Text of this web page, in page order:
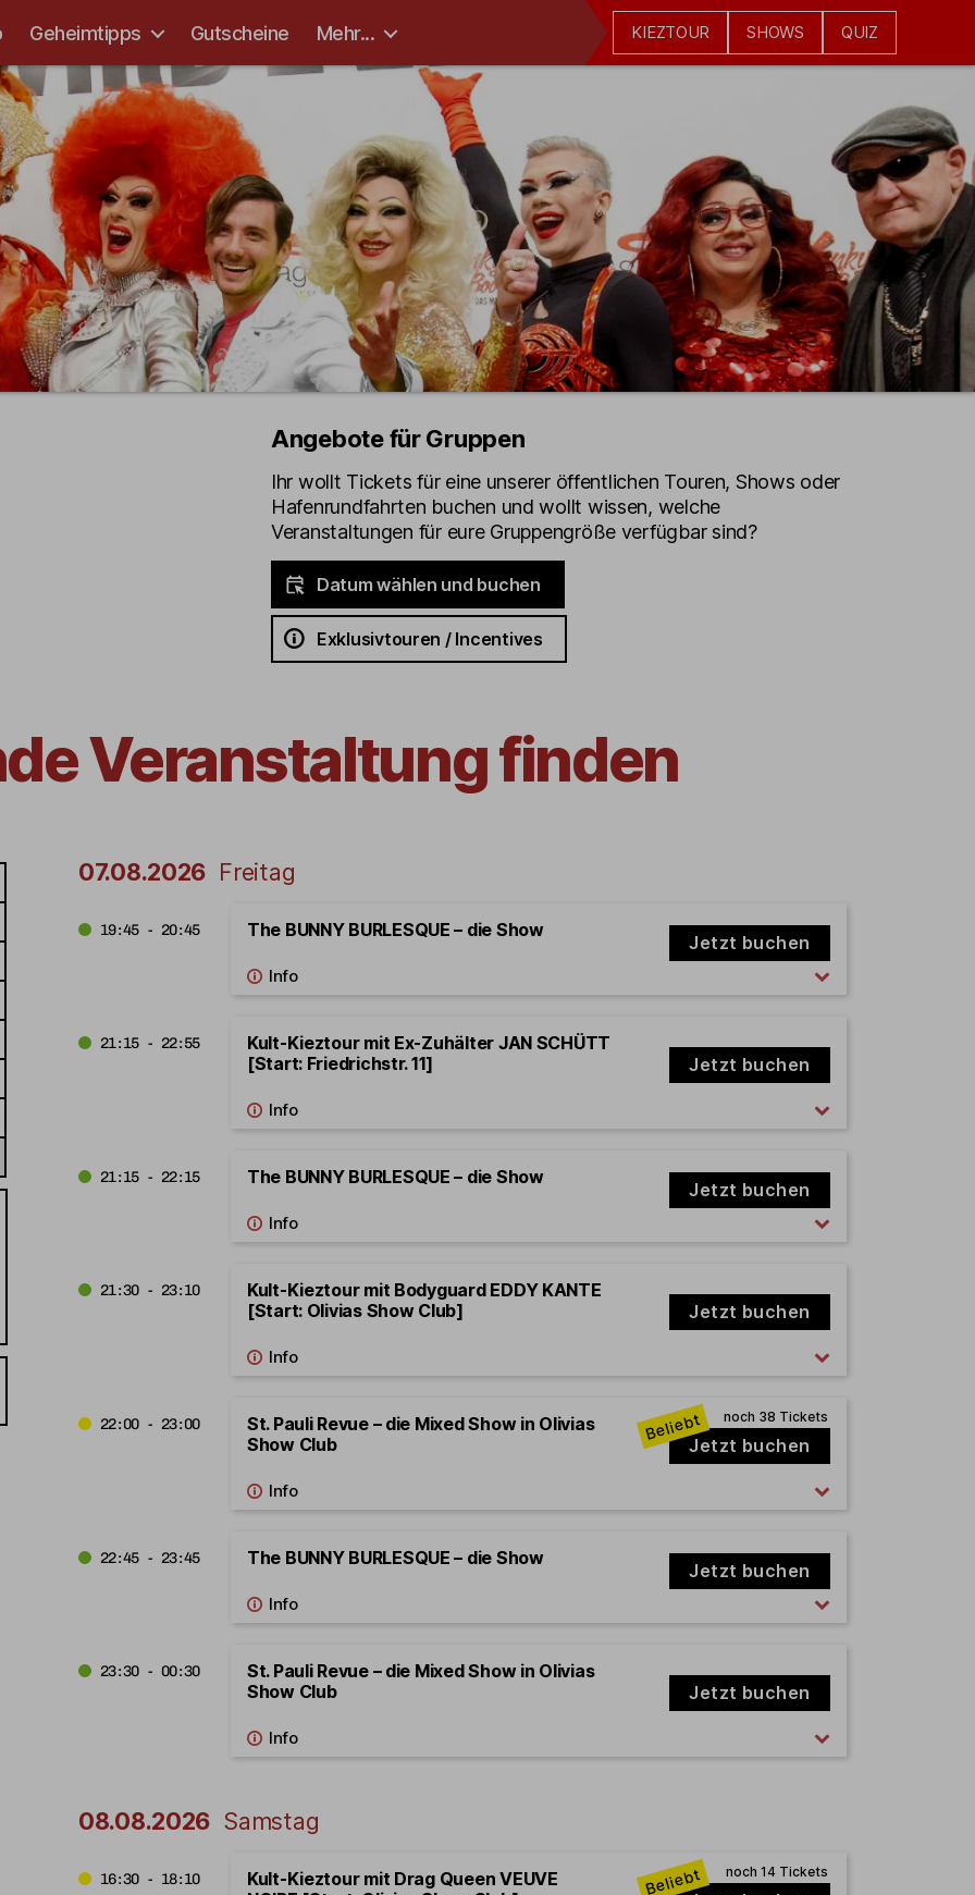
Geheimtipps Gutscheine Mehr... KIEZTOUR SHOWS QUIZ
Angebote für Gruppen
Ihr wollt Tickets für eine unserer öffentlichen Touren, Shows oder
Hafenrundfahrten buchen und wollt wissen, welche
Veranstaltungen für eure Gruppengröße verfügbar sind?
Datum wählen und buchen
Exklusivtouren / Incentives
Veranstaltung finden
07.08.2026 Freitag
19:45 - 20:45 The BUNNY BURLESQUE – die Show
Jetzt buchen
21:15 - 22:55
Kult-Kieztour mit Ex-Zuhälter JAN SCHÜTT
[Start: Friedrichstr. 11]
Jetzt buchen
21:15 - 22:15 The BUNNY BURLESQUE – die Show
Jetzt buchen
21:30 - 23:10
Kult-Kieztour mit Bodyguard EDDY KANTE
[Start: Olivias Show Club]
Jetzt buchen
22:00 - 23:00
St. Pauli Revue – die Mixed Show in Olivias
Show Club
Jetzt buchen
22:45 - 23:45 The BUNNY BURLESQUE – die Show
Jetzt buchen
23:30 - 00:30
St. Pauli Revue – die Mixed Show in Olivias
Show Club
Jetzt buchen
08.08.2026 Samstag
16:30 - 18:10
Kult-Kieztour mit Drag Queen VEUVE